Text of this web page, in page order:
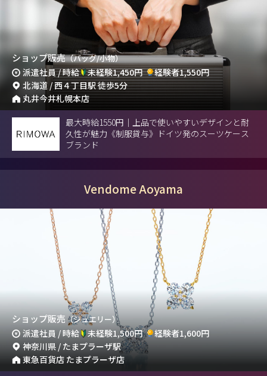
ショップ販売（バッグ/小物）
派遣社員 / 時給 未経験1,450円
経験者1,550円
北海道 / 西４丁目駅 徒歩5分
丸井今井札幌本店
最大時給1550円｜上品で使いやすいデザインと耐
久性が魅力《制服貸与》ドイツ発のスーツケース
ブランド
Vendome Aoyama
ショップ販売 （ジュエリー）
派遣社員 / 時給 未経験1,500円
経験者1,600円
神奈川県 / たまプラーザ駅
東急百貨店 たまプラーザ店